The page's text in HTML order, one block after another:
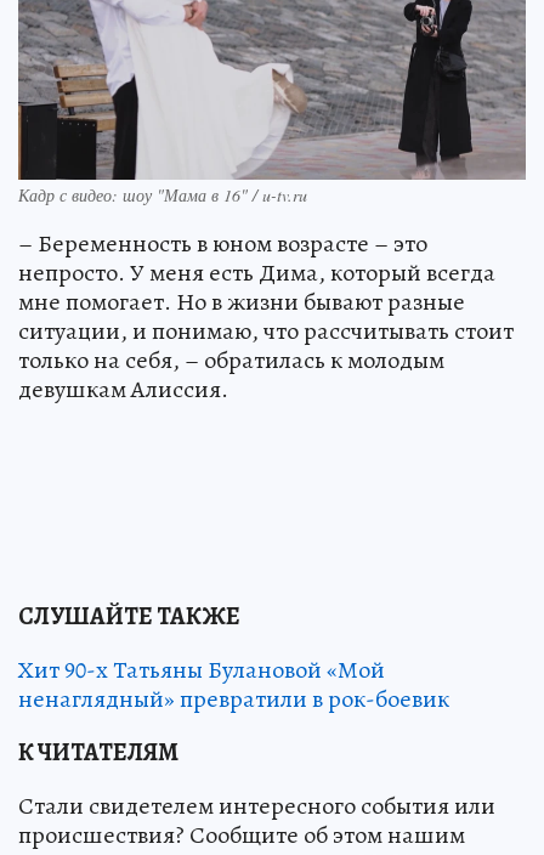
Кадр с видео: шоу "Мама в 16" / u-tv.ru
– Беременность в юном возрасте – это
непросто. У меня есть Дима, который всегда
мне помогает. Но в жизни бывают разные
ситуации, и понимаю, что рассчитывать стоит
только на себя, – обратилась к молодым
девушкам Алиссия.
СЛУШАЙТЕ ТАКЖЕ
Хит 90-х Татьяны Булановой «Мой
ненаглядный» превратили в рок-боевик
К ЧИТАТЕЛЯМ
Стали свидетелем интересного события или
происшествия? Сообщите об этом нашим